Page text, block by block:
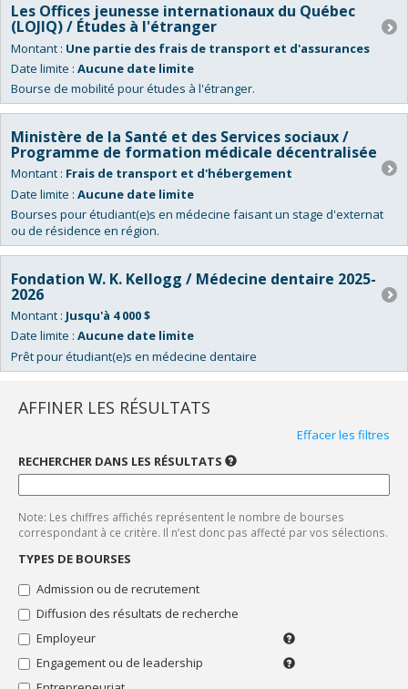
Les Offices jeunesse internationaux du Québec
(LOJIQ) / Études à l'étranger
Montant : Une partie des frais de transport et d'assurances
Date limite : Aucune date limite
Bourse de mobilité pour études à l'étranger.
Ministère de la Santé et des Services sociaux /
Programme de formation médicale décentralisée
Montant : Frais de transport et d'hébergement
Date limite : Aucune date limite
Bourses pour étudiant(e)s en médecine faisant un stage d'externat
ou de résidence en région.
Fondation W. K. Kellogg / Médecine dentaire 2025-
2026
Montant : Jusqu'à 4 000 $
Date limite : Aucune date limite
Prêt pour étudiant(e)s en médecine dentaire
"Admission
recrutement"
Bourses
"Diffusion
résultats
recherche"
Bourses
"Employeur"
Bourses
"Engagement
leadership"
AFFINER LES RÉSULTATS
Effacer les filtres
RECHERCHER DANS LES RÉSULTATS
UTILISEZ
UN
MOT-
À
LA
COMPTE.
Note: Les chiffres affichés représentent le nombre de bourses
correspondant à ce critère. Il n’est donc pas affecté par vos sélections.
TYPES DE BOURSES
Admission ou de recrutement
Diffusion des résultats de recherche
Employeur
Employeur
syndicat
Engagement ou de leadership
Bénévolat,